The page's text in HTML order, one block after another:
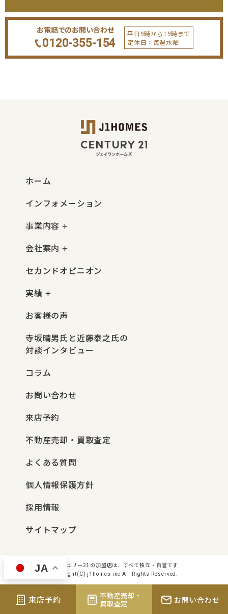
お電話でのお問い合わせ
0120-355-154
平日9時から19時まで
定休日：毎週水曜
ホーム
インフォメーション
事業内容
会社案内
セカンドオピニオン
実績
お客様の声
寺坂晴男氏と近藤泰之氏の
対談インタビュー
コラム
お問い合わせ
来店予約
不動産売却・買取査定
よくある質問
個人情報保護方針
採用情報
サイトマップ
センチュリー21の加盟店は、すべて独立・自営です
Copyright(C) j1homes inc All Rights Reserved.
来店予約
不動産売却・
買取査定
お問い合わせ
JA